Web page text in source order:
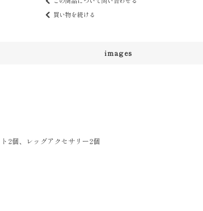
買い物を続ける
images
2個、レッグアクセサリー2個